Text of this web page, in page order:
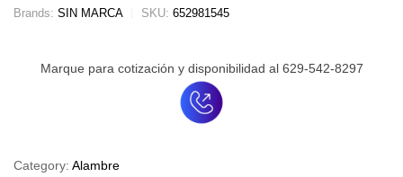
Brands: SIN MARCA SKU: 652981545
Marque para cotización y disponibilidad al 629-542-8297
Category: Alambre